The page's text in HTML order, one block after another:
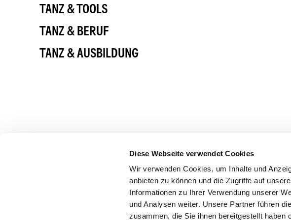
Diese Webseite verwendet Cookies
Wir verwenden Cookies, um Inhalte und
anbieten zu können und die Zugriffe auf
Informationen zu Ihrer Verwendung unserer
und Analysen weiter. Unsere Partner führen
zusammen, die Sie ihnen bereitgestellt
TANZ & TOOLS
TANZ & BERUF
TANZ & AUSBILDUNG